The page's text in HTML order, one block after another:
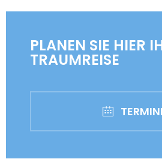
PLANEN SIE HIER
TRAUMREISE